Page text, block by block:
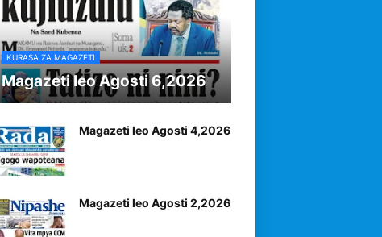
KURASA ZA MAGAZETI
Magazeti leo Agosti 6,2026
Magazeti leo Agosti 4,2026
Magazeti leo Agosti 2,2026